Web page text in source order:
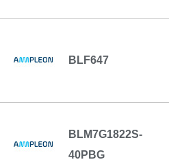
BLF647
BLM7G1822S-
40PBG